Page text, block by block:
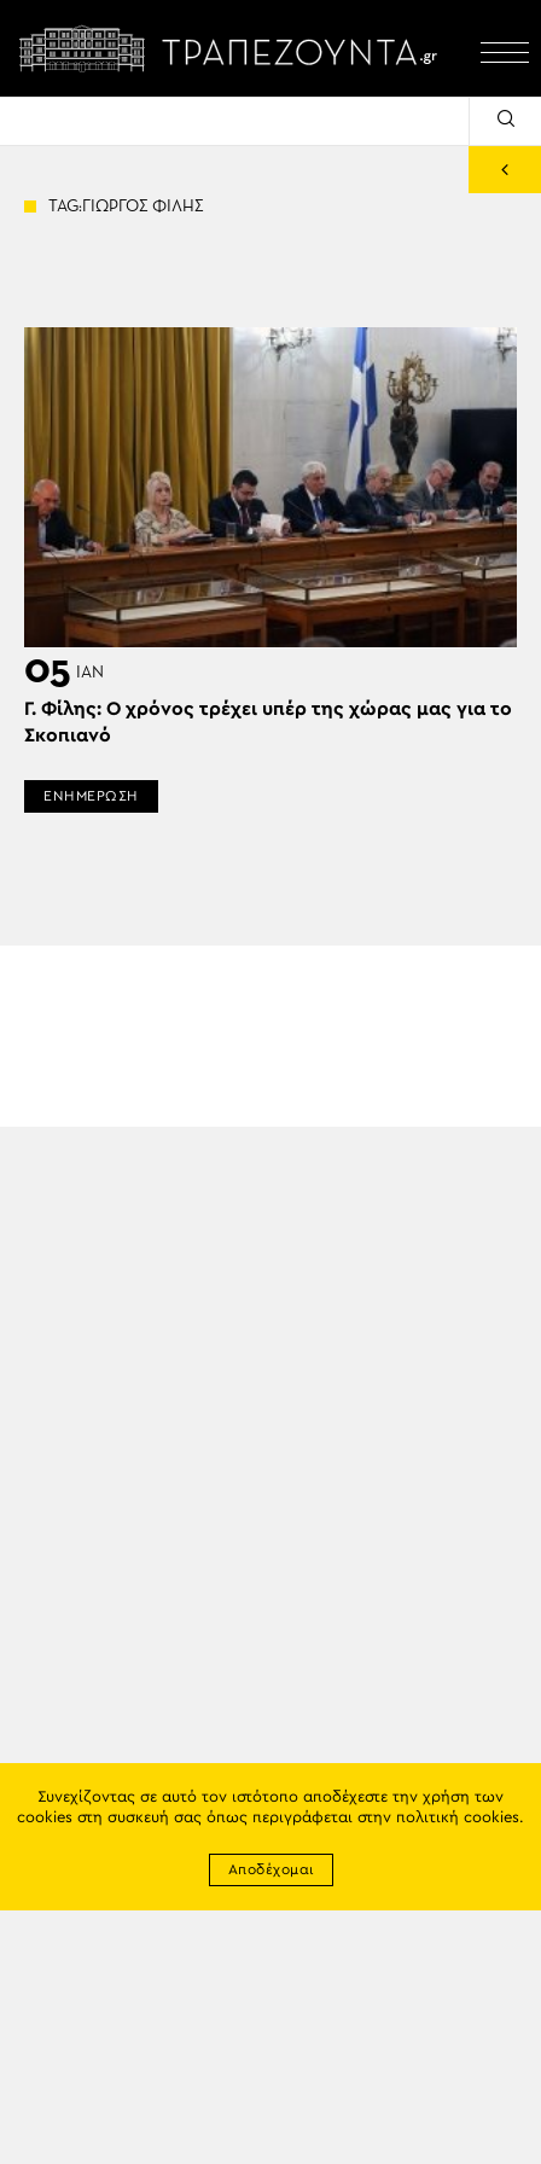
TAG:ΓΙΩΡΓΟΣ ΦΙΛΗΣ
05 ΙΑΝ
Γ. Φίλης: Ο χρόνος τρέχει υπέρ της χώρας μας για το
Σκοπιανό
ΕΝΗΜΕΡΩΣΗ
Συνεχίζοντας σε αυτό τον ιστότοπο αποδέχεστε την χρήση των
cookies στη συσκευή σας όπως περιγράφεται στην πολιτική cookies.
Αποδέχομαι